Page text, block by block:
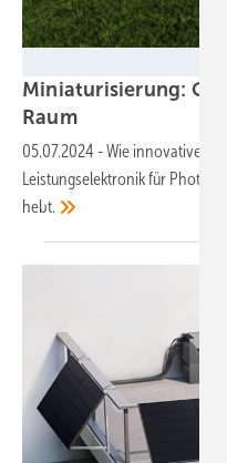
Miniaturisierung:
Raum
05.07.2024 -Wie innovative
Leistungselektronik für
hebt.